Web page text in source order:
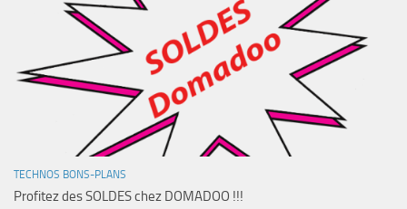
TECHNOS BONS-PLANS
Profitez des SOLDES chez DOMADOO !!!